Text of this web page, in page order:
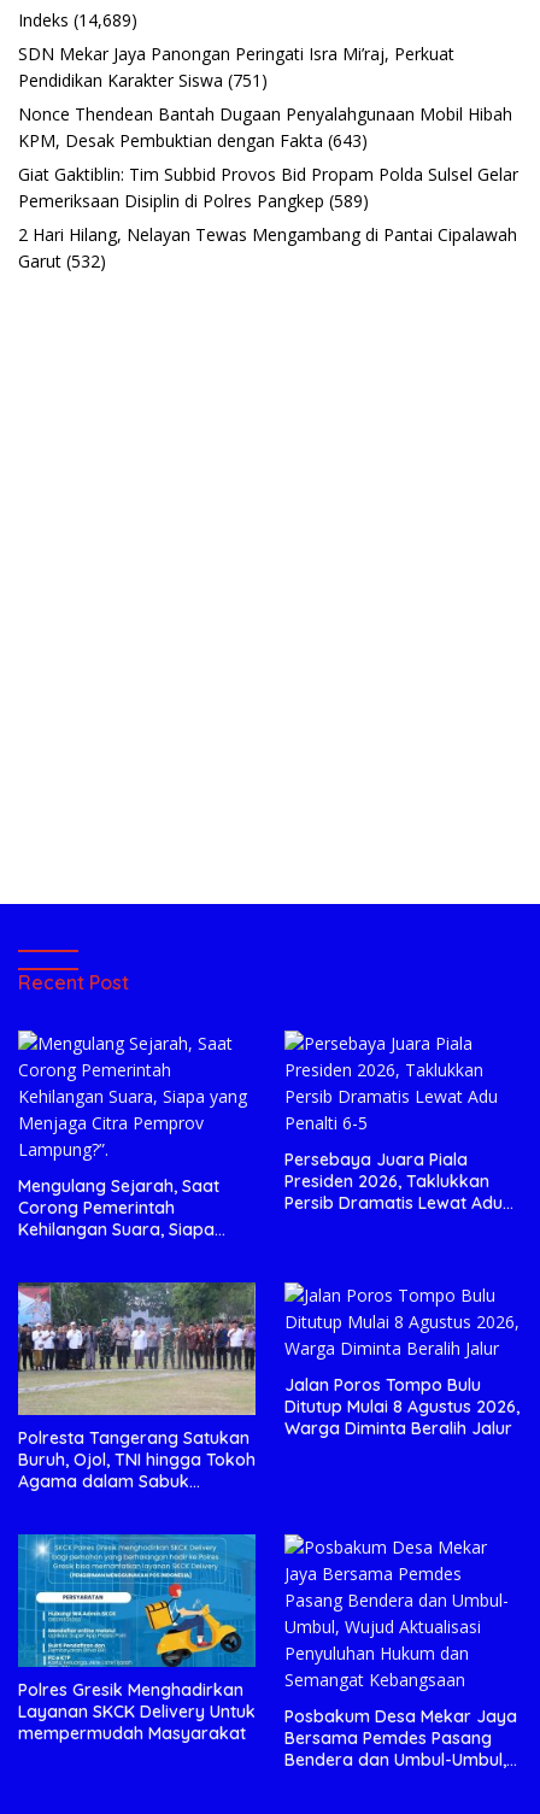
Indeks (14,689)
SDN Mekar Jaya Panongan Peringati Isra Mi’raj, Perkuat
Pendidikan Karakter Siswa (751)
Nonce Thendean Bantah Dugaan Penyalahgunaan Mobil Hibah
KPM, Desak Pembuktian dengan Fakta (643)
Giat Gaktiblin: Tim Subbid Provos Bid Propam Polda Sulsel Gelar
Pemeriksaan Disiplin di Polres Pangkep (589)
2 Hari Hilang, Nelayan Tewas Mengambang di Pantai Cipalawah
Garut (532)
Recent Post
Mengulang Sejarah, Saat
Corong Pemerintah
Kehilangan Suara, Siapa
Persebaya Juara Piala
Presiden 2026, Taklukkan
Persib Dramatis Lewat Adu
Polresta Tangerang Satukan
Buruh, Ojol, TNI hingga Tokoh
Agama dalam Sabuk
Jalan Poros Tompo Bulu
Ditutup Mulai 8 Agustus 2026,
Polres Gresik Menghadirkan
Layanan SKCK Delivery Untuk
mempermudah Masyarakat
Posbakum Desa Mekar Jaya
Bersama Pemdes Pasang
Bendera dan Umbul-Umbul,